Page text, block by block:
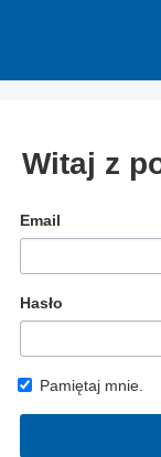
Witaj z
Email
Hasło
Pamiętaj mnie.